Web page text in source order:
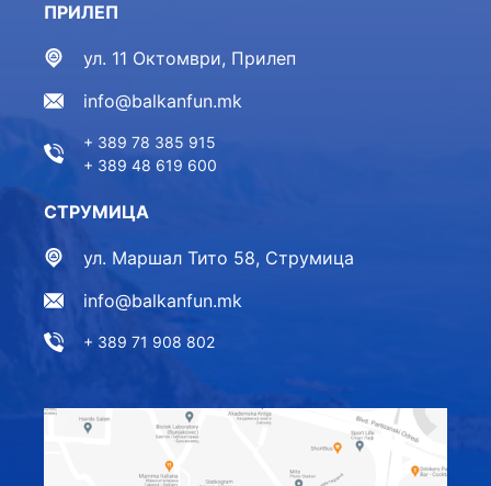
ПРИЛЕП
ул. 11 Октомври, Прилеп
info@balkanfun.mk
+ 389 78 385 915
+ 389 48 619 600
СТРУМИЦА
ул. Маршал Тито 58, Струмица
info@balkanfun.mk
+ 389 71 908 802